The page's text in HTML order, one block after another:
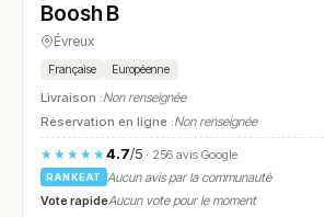
N° 13
Boosh B
Évreux
Française Européenne
Livraison :Non renseignée
Réservation en ligne :Non renseignée
★★★★★4.7/5· 256 avis Google
RANKEAT
Aucun avis par la communauté
Vote rapideAucun vote pour le moment